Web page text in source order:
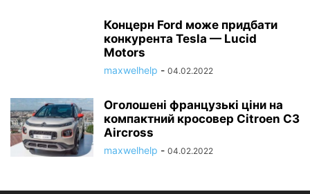
Концерн Ford може придбати
конкурента Tesla — Lucid
Motors
maxwelhelp - 04.02.2022
Оголошені французькі ціни на
компактний кросовер Citroen C3
Aircross
maxwelhelp - 04.02.2022